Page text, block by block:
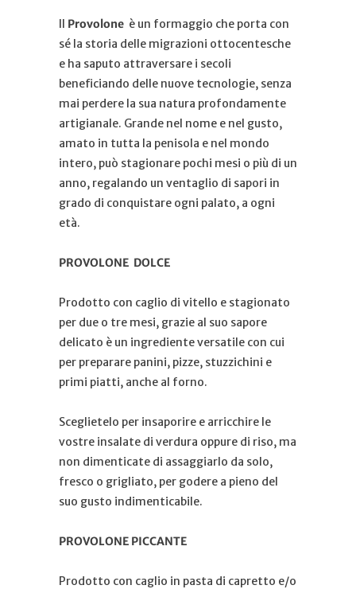
Il Provolone è un formaggio che porta con
sé la storia delle migrazioni ottocentesche
e ha saputo attraversare i secoli
beneficiando delle nuove tecnologie, senza
mai perdere la sua natura profondamente
artigianale. Grande nel nome e nel gusto,
amato in tutta la penisola e nel mondo
intero, può stagionare pochi mesi o più di un
anno, regalando un ventaglio di sapori in
grado di conquistare ogni palato, a ogni
età.
PROVOLONE DOLCE
Prodotto con caglio di vitello e stagionato
per due o tre mesi, grazie al suo sapore
delicato è un ingrediente versatile con cui
per preparare panini, pizze, stuzzichini e
primi piatti, anche al forno.
Sceglietelo per insaporire e arricchire le
vostre insalate di verdura oppure di riso, ma
non dimenticate di assaggiarlo da solo,
fresco o grigliato, per godere a pieno del
suo gusto indimenticabile.
PROVOLONE PICCANTE
Prodotto con caglio in pasta di capretto e/o